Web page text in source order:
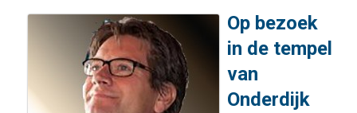
Op bezoek
in de tempel
van
Onderdijk